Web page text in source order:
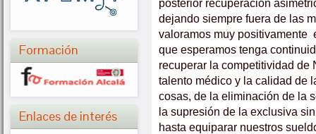
Formación
Enlaces de interés
posterior recuperación
dejando siempre fuera de las
valoramos muy positivamente
que esperamos tenga
recuperar la competitividad de
talento médico y la calidad de
cosas, de la eliminación de la
la supresión de la exclusiva
hasta equiparar nuestros